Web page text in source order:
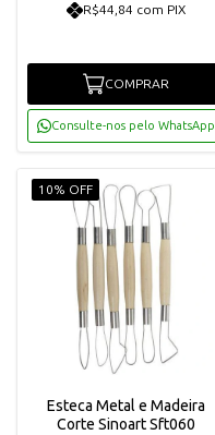
R$44,84 com PIX
COMPRAR
Consulte-nos pelo WhatsApp
10% OFF
Esteca Metal e Madeira
Corte Sinoart Sft060